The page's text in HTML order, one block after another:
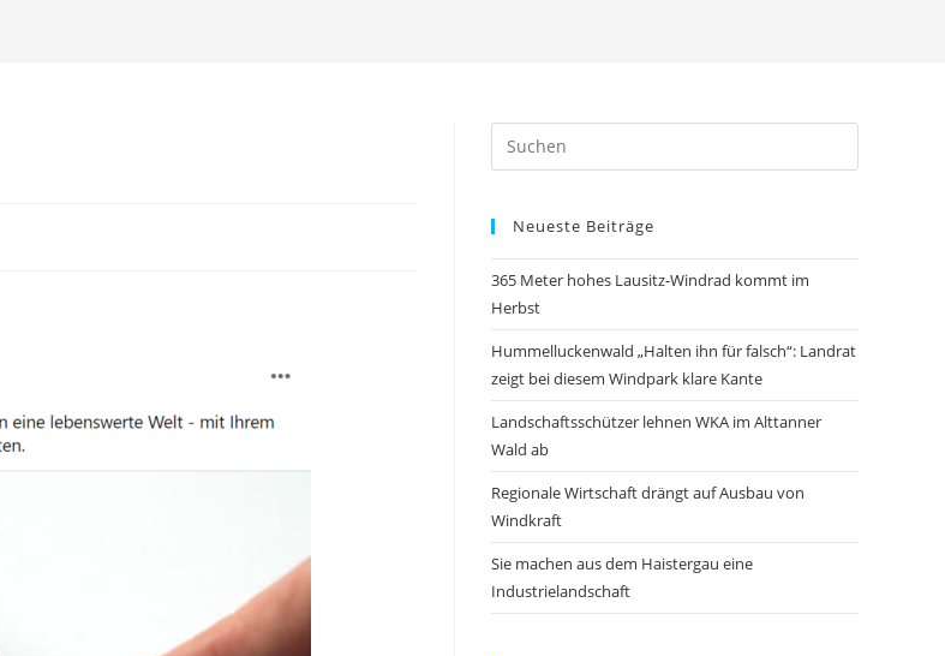
Neueste Beiträge
365 Meter hohes Lausitz-Windrad kommt im
Herbst
Hummelluckenwald „Halten ihn für falsch“: Landrat
zeigt bei diesem Windpark klare Kante
Landschaftsschützer lehnen WKA im Alttanner
Wald ab
Regionale Wirtschaft drängt auf Ausbau von
Windkraft
Sie machen aus dem Haistergau eine
Industrielandschaft